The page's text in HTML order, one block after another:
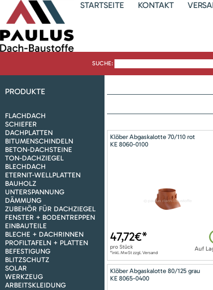
STARTSEITE KONTAKT
SUCHE:
PRODUKTE
FLACHDACH
SCHIEFER
DACHPLATTEN
BITUMENSCHINDELN
BETON-DACHSTEINE
TON-DACHZIEGEL
BLECHDACH
ETERNIT-WELLPLATTEN
BAUHOLZ
UNTERSPANNUNG
DÄMMUNG
ZUBEHÖR FÜR DACHZIEGEL
FENSTER + BODENTREPPEN
EINBAUTEILE
BLECHE + DACHRINNEN
PROFILTAFELN + PLATTEN
BEFESTIGUNG
BLITZSCHUTZ
SOLAR
WERKZEUG
ARBEITSKLEIDUNG
Klöber Abgaskalotte 70/110 rot
KE 8060-0100
Auf
47,72€*
pro Stück
*inkl. MwSt zzgl. Versand
Klöber Abgaskalotte 80/125 grau
KE 8065-0400